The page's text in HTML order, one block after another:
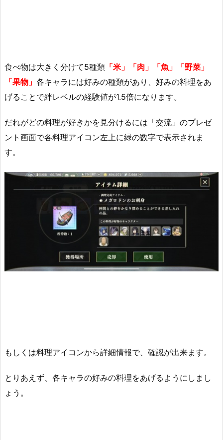
食べ物は大きく分けて5種類 「米」「肉」「魚」「野菜」
「果物」 各キャラには好みの種類があり、好みの料理をあ
げることで絆レベルの経験値が1.5倍になります。
だれがどの料理が好きかを見分けるには「交流」のプレゼ
ント画面で各料理アイコン左上に緑の数字で表示されま
す。
もしくは料理アイコンから詳細情報で、確認が出来ます。
とりあえず、各キャラの好みの料理をあげるようにしまし
ょう。